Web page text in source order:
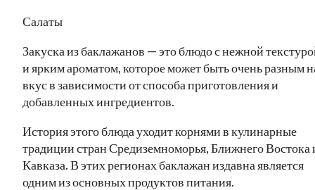
Салаты
Закуска из баклажанов — это блюдо с нежной
и ярким ароматом, которое может быть очень разным
вкус в зависимости от способа приготовления и
добавленных ингредиентов.
История этого блюда уходит корнями в кулинарные
традиции стран Средиземноморья, Ближнего Востока
Кавказа. В этих регионах баклажан издавна является
одним из основных продуктов питания.